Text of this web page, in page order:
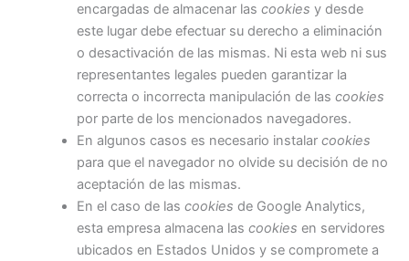
encargadas de almacenar las cookies y desde
este lugar debe efectuar su derecho a eliminación
o desactivación de las mismas. Ni esta web ni sus
representantes legales pueden garantizar la
correcta o incorrecta manipulación de las cookies
por parte de los mencionados navegadores.
En algunos casos es necesario instalar cookies
para que el navegador no olvide su decisión de no
aceptación de las mismas.
En el caso de las cookies de Google Analytics,
esta empresa almacena las cookies en servidores
ubicados en Estados Unidos y se compromete a